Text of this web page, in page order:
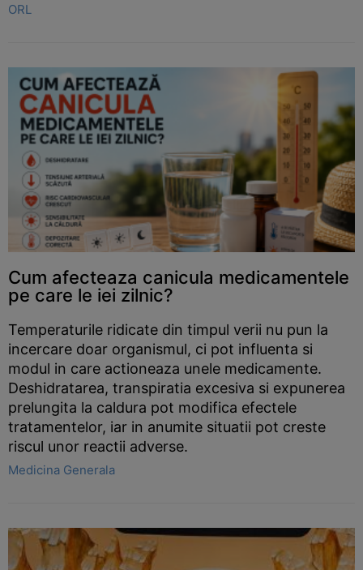
ORL
Cum afecteaza canicula medicamentele
pe care le iei zilnic?
Temperaturile ridicate din timpul verii nu pun la
incercare doar organismul, ci pot influenta si
modul in care actioneaza unele medicamente.
Deshidratarea, transpiratia excesiva si expunerea
prelungita la caldura pot modifica efectele
tratamentelor, iar in anumite situatii pot creste
riscul unor reactii adverse.
Medicina Generala